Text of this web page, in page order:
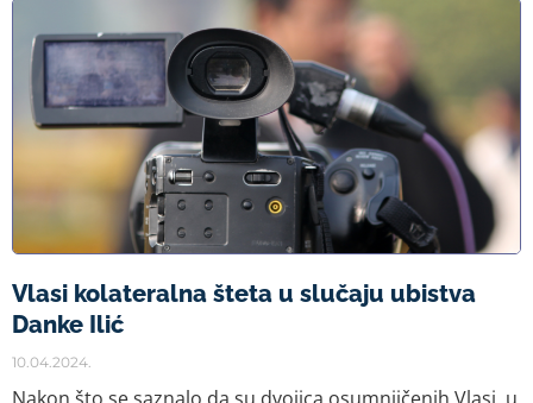
Vla­si ko­la­te­ral­na šte­ta u slu­ča­ju ubi­stva
Dan­ke Ilić
10.04.2024.